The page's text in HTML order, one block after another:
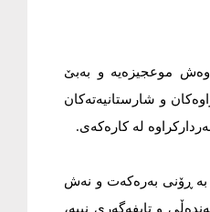
موعجیزەیە و بەبێ
و شارستانیەتەکان
لە کارەکەی.
بە ڕۆنی بەرەکەت و نەش
و تایفەگەری نییە،